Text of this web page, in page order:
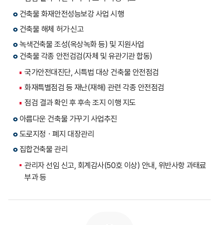
건축물 화재안전성능보강 사업 시행
건축물 해체 허가‧신고
녹색건축물 조성(옥상녹화 등) 및 지원사업
건축물 각종 안전검검(자체 및 유관기관 합동)
국가안전대진단, 시특법 대상 건축물 안전점검
화재특별점검 등 재난(재해) 관련 각종 안전점검
점검 결과 확인 후 후속 조지 이행 지도
아름다운 건축물 가꾸기 사업추진
도로지정ㆍ폐지 대장관리
집합건축물 관리
관리자 선임 신고, 회계감사(50호 이상) 안내, 위반사항 과태료
부과 등